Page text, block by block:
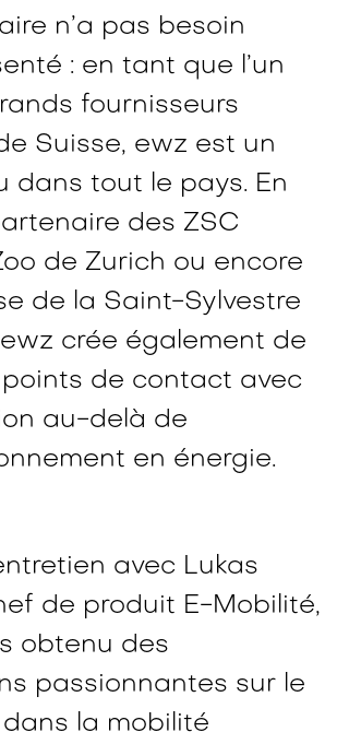
n’a pas besoin
: en tant que l’un
fournisseurs
Suisse, ewz est un
dans tout le pays. En
des ZSC
de Zurich ou encore
de la Saint-Sylvestre
crée également de
de contact avec
au-delà de
en énergie.
avec Lukas
de produit E-Mobilité,
obtenu des
passionnantes sur le
dans la mobilité